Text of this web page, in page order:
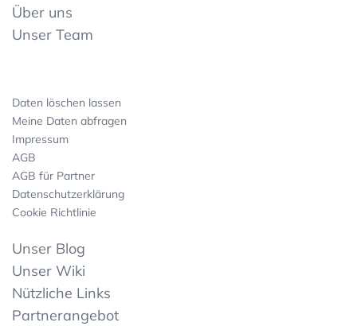
Über uns
Unser Team
Daten löschen lassen
Meine Daten abfragen
Impressum
AGB
AGB für Partner
Datenschutzerklärung
Cookie Richtlinie
Unser Blog
Unser Wiki
Nützliche Links
Partnerangebot